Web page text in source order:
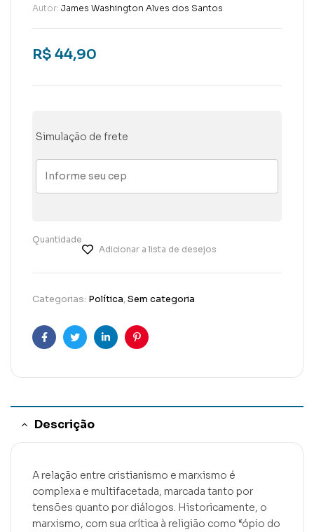
Autor: James Washington Alves dos Santos
R$ 44,90
Simulação de frete
Quantidade
Adicionar a lista de desejos
Categorias: Política,Sem categoria
FacebookTwitterLinkedinPinterest
Descrição
A relação entre cristianismo e marxismo é
complexa e multifacetada, marcada tanto por
tensões quanto por diálogos. Historicamente, o
marxismo, com sua crítica à religião como “ópio do